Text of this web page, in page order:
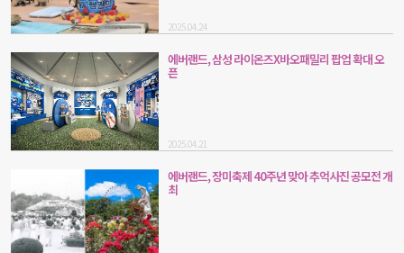
2025.04.24
에버랜드, 삼성 라이온즈X바오패밀리 팝업 확대 오
픈
2025.04.21
에버랜드, 장미축제 40주년 맞아 추억사진 공모전 개
최